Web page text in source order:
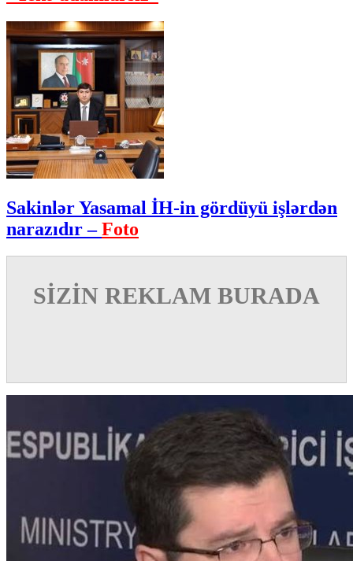
Sakinlər Yasamal İH-in gördüyü işlərdən
narazıdır –Foto
SİZİN REKLAM BURADA